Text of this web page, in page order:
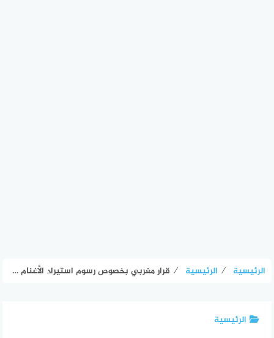
الرئيسية ⁄ الرئيسية ⁄ قرار مغربي بخصوص رسوم استيراد الأغنام والأبقار والماعز
الرئيسية